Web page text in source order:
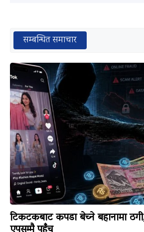
सम्बन्धित समाचार
टिकटकबाट कपडा बेच्ने बहानामा